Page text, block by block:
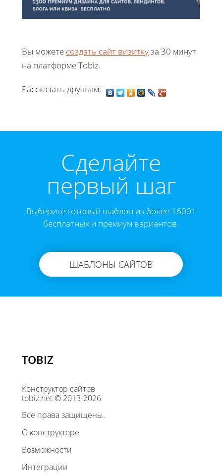
Вы можете создать сайт визиткуза 30 минут
на платформе Tobiz.
Рассказать друзьям:
Cделайте
первый шаг
Выберите готовый шаблон из более 1600+
бесплатных и премиум вариантов.
ШАБЛОНЫ САЙТОВ
TOBIZ
Конструктор сайтов
tobiz.net © 2013-2026
Все права защищены.
О конструкторе
Возможности
Интеграции